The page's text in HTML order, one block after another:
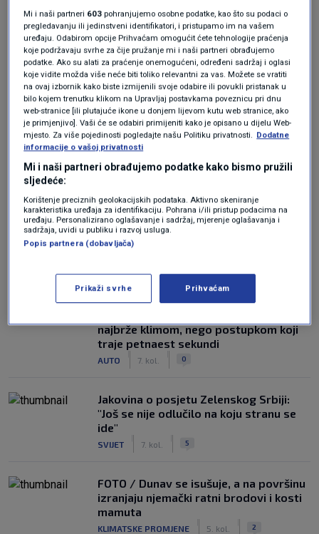
Oglas
NAJČITANIJE
najbrže klimom, nego postupkom koji
traje petnaest sekundi
AUTO 7. kol. 0
Jakovina o posjetu Zelenskog Srbiji:
"Još se nije odlučilo na koju stranu se
ide"
SVIJET 7. kol. 5
FOTO / Dunav se isušuje, a na površinu
izranjaju njemački ratni brodovi i kosti
mamuta
KLIMATSKE PROMJENE 5. kol. 2
Mi i naši partneri 603 pohranjujemo osobne podatke, kao što su podaci o
pregledavanju ili jedinstveni identifikatori, i pristupamo im na vašem
uređaju. Odabirom opcije Prihvaćam omogućit ćete tehnologije praćenja
koje podržavaju svrhe za čije pružanje mi i naši partneri obrađujemo
podatke. Ako su alati za praćenje onemogućeni, određeni sadržaj i oglasi
koje vidite možda više neće biti toliko relevantni za vas. Možete se vratiti
na ovaj izbornik kako biste izmijenili svoje odabire ili povukli pristanak u
bilo kojem trenutku klikom na Upravljaj postavkama poveznicu pri dnu
web-stranice [ili plutajuće ikone u donjem lijevom kutu web stranice, ako
je primjenjivo]. Vaši će se odabiri primijeniti kako je opisano u dijelu Web-
mjesto. Za više pojedinosti pogledajte našu Politiku privatnosti. Dodatne
informacije o vašoj privatnosti
Mi i naši partneri obrađujemo podatke kako bismo pružili
sljedeće:
Korištenje preciznih geolokacijskih podataka. Aktivno skeniranje
karakteristika uređaja za identifikaciju. Pohrana i/ili pristup podacima na
uređaju. Personalizirano oglašavanje i sadržaj, mjerenje oglašavanja i
sadržaja, uvidi u publiku i razvoj usluga.
Popis partnera (dobavljača)
Prikaži svrhe Prihvaćam